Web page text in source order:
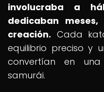
involucraba a
dedicaban
creación. Cada
equilibrio preciso y
convertían en
samurái.